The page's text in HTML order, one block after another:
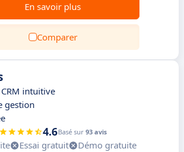
En savoir plus
Comparer
intuitive
gestion
4.6Basé sur 93 avis
Essai gratuit
Démo gratuite